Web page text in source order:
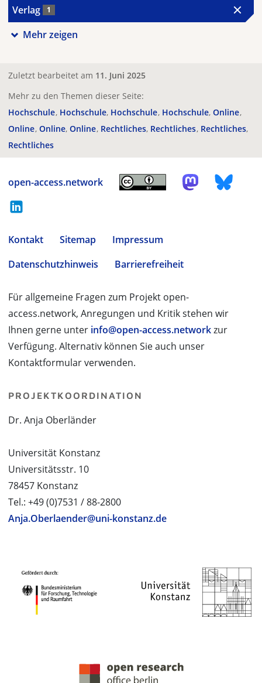
Verlag 1
Mehr zeigen
Zuletzt bearbeitet am 11. Juni 2025
Mehr zu den Themen dieser Seite:
Hochschule Hochschule Hochschule Hochschule Online
Online Online Online Rechtliches Rechtliches Rechtliches
Rechtliches
open-access.network
Kontakt Sitemap
Impressum
Datenschutzhinweis
Barrierefreiheit
Für allgemeine Fragen zum Projekt open-
access.network, Anregungen und Kritik stehen wir
Ihnen gerne unter info@open-access.networkzur
Verfügung. Alternativ können Sie auch unser
Kontaktformular verwenden.
PROJEKTKOORDINATION
Dr. Anja Oberländer
Universität Konstanz
Universitätsstr. 10
78457 Konstanz
Tel.: +49 (0)7531 / 88-2800
Anja.Oberlaender@uni-konstanz.de